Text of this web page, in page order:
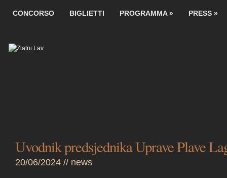
CONCORSO BIGLIETTI PROGRAMMA» PRESS »
Uvodnik predsjednika Uprave Plave
20/06/2024 // news